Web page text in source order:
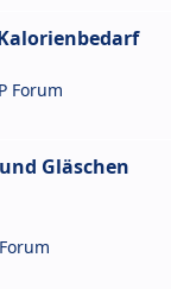
Forum
Gläschen